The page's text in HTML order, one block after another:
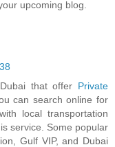
upcoming blog.
that offer Private
can search online for
local transportation
service. Some popular
Gulf VIP, and Dubai